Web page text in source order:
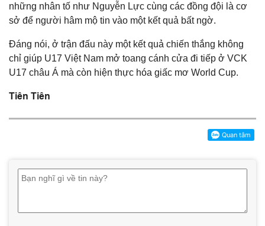
những nhân tố như Nguyễn Lực cùng các đồng đội là cơ
sở để người hâm mộ tin vào một kết quả bất ngờ.
Đáng nói, ở trận đấu này một kết quả chiến thắng không
chỉ giúp U17 Việt Nam mở toang cánh cửa đi tiếp ở VCK
U17 châu Á mà còn hiện thực hóa giấc mơ World Cup.
Tiên Tiên